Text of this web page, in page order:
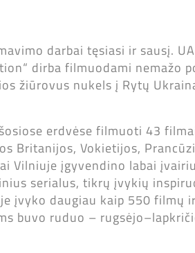
darbai tęsiasi ir sausį.
dirba filmuodami nemažo
žiūrovus nukels į Rytų
erdvėse filmuoti 43
Britanijos, Vokietijos,
Vilniuje įgyvendino labai
serialus, tikrų įvykių
įvyko daugiau kaip 550 filmų
buvo ruduo –